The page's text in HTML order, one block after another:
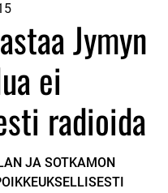
Jymyn
ei
radioida
JA SOTKAMON